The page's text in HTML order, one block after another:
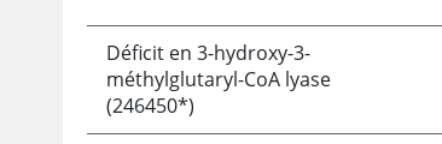
Déficit en 3-hydroxy-3-
méthylglutaryl-CoA lyase
(246450*)